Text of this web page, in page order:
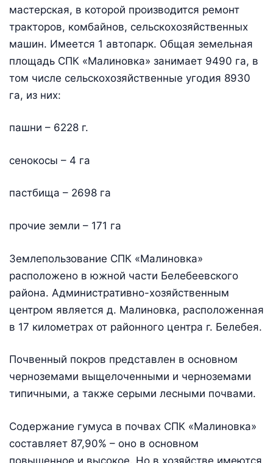
мастерская, в которой производится ремонт
тракторов, комбайнов, сельскохозяйственных
машин. Имеется 1 автопарк. Общая земельная
площадь СПК «Малиновка» занимает 9490 га, в
том числе сельскохозяйственные угодия 8930
га, из них:
пашни – 6228 г.
сенокосы – 4 га
пастбища – 2698 га
прочие земли – 171 га
Землепользование СПК «Малиновка»
расположено в южной части Белебеевского
района. Административно-хозяйственным
центром является д. Малиновка, расположенная
в 17 километрах от районного центра г. Белебея.
Почвенный покров представлен в основном
черноземами выщелоченными и черноземами
типичными, а также серыми лесными почвами.
Содержание гумуса в почвах СПК «Малиновка»
составляет 87,90% – оно в основном
повышенное и высокое. Но в хозяйстве имеются